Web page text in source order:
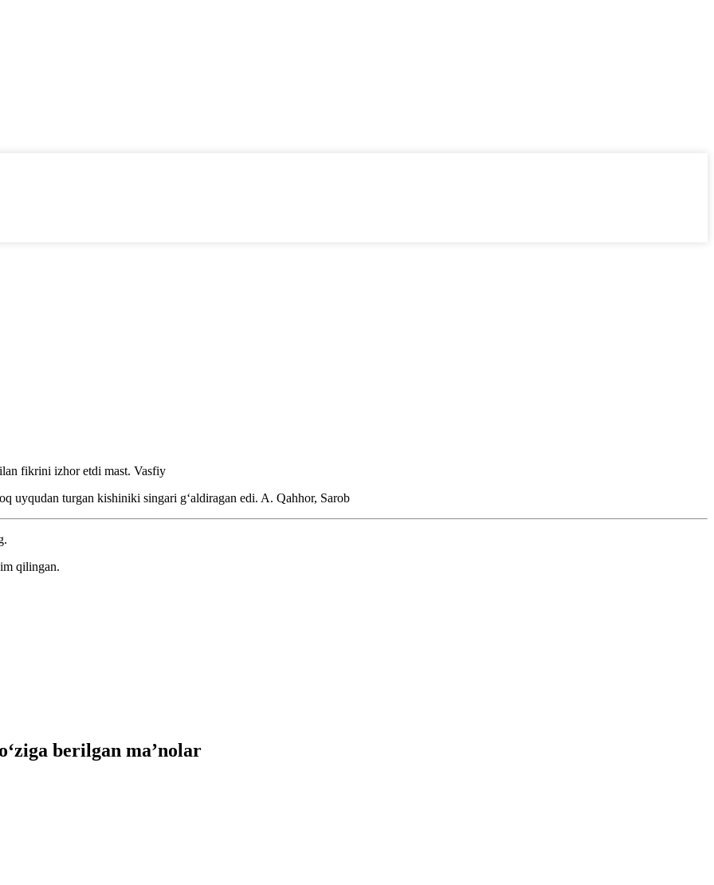
fikrini izhor etdi mast. Vasfiy
uyqudan turgan kishiniki singari gʻaldiragan edi. A. Qahhor, Sarob
qilingan.
berilgan ma’nolar